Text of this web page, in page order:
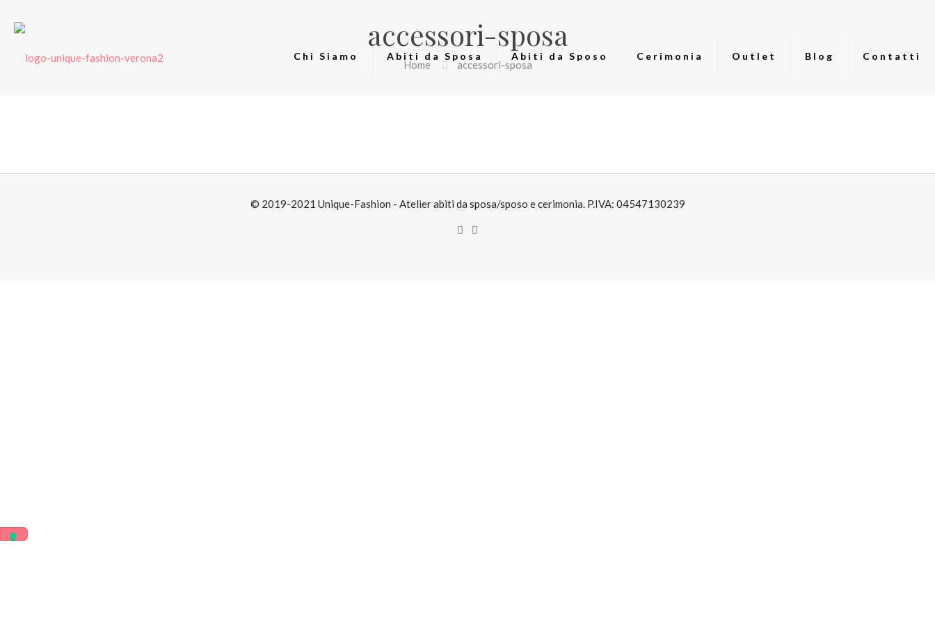
Chi Siamo Abiti da Sposa Abiti da Sposo Cerimonia Outlet Blog Contatti
accessori-sposa
Home accessori-sposa
© 2019-2021 Unique-Fashion - Atelier abiti da sposa/sposo e cerimonia. P.IVA: 04547130239